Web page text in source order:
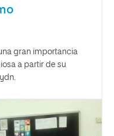
gran importancia
a partir de su